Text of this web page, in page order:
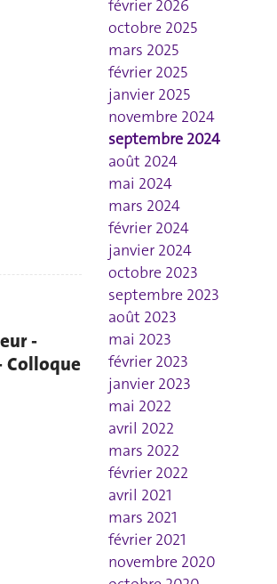
-
février 2026
octobre 2025
mars 2025
février 2025
janvier 2025
novembre 2024
septembre 2024
août 2024
mai 2024
mars 2024
février 2024
janvier 2024
octobre 2023
septembre 2023
août 2023
mai 2023
février 2023
janvier 2023
mai 2022
avril 2022
mars 2022
février 2022
avril 2021
mars 2021
février 2021
novembre 2020